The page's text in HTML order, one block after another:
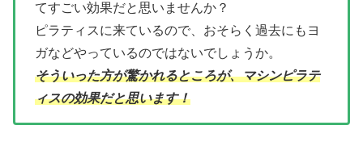
てすごい効果だと思いませんか？
ピラティスに来ているので、おそらく過去にもヨ
ガなどやっているのではないでしょうか。
そういった方が驚かれるところが、マシンピラテ
ィスの効果だと思います！